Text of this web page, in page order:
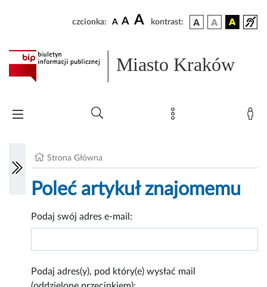
czcionka: A A A kontrast:
Miasto Kraków
Strona Główna
Poleć artykuł znajomemu
Podaj swój adres e-mail:
Podaj adres(y), pod który(e) wysłać mail